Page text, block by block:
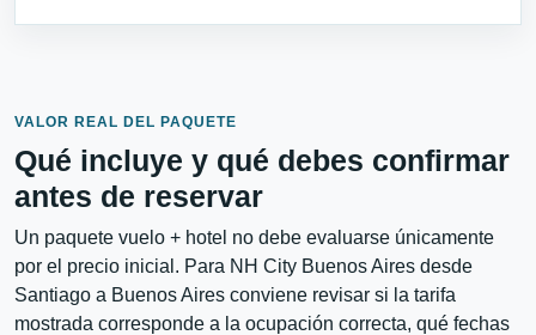
VALOR REAL DEL PAQUETE
Qué incluye y qué debes confirmar
antes de reservar
Un paquete vuelo + hotel no debe evaluarse únicamente
por el precio inicial. Para NH City Buenos Aires desde
Santiago a Buenos Aires conviene revisar si la tarifa
mostrada corresponde a la ocupación correcta, qué fechas